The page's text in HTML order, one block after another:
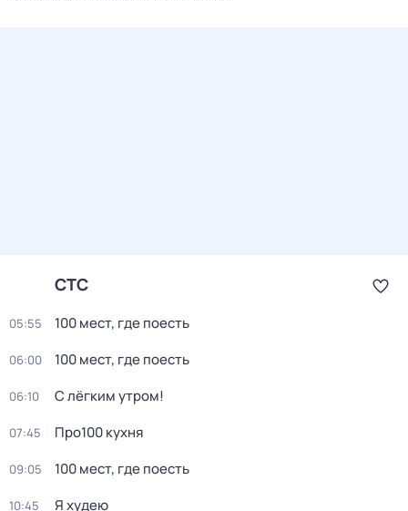
СТС
05:55 100 мест, где поесть
06:00 100 мест, где поесть
06:10 С лёгким утром!
07:45 Про100 кухня
09:05 100 мест, где поесть
10:45 Я худею